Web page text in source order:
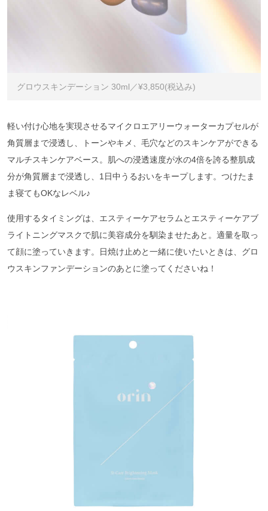
グロウスキンデーション 30ml／¥3,850(税込み)
軽い付け心地を実現させるマイクロエアリーウォーターカプセルが
角質層まで浸透し、トーンやキメ、毛穴などのスキンケアができる
マルチスキンケアベース。肌への浸透速度が水の4倍を誇る整肌成
分が角質層まで浸透し、1日中うるおいをキープします。つけたま
ま寝てもOKなレベル♪
使用するタイミングは、エスティーケアセラムとエスティーケアブ
ライトニングマスクで肌に美容成分を馴染ませたあと。適量を取っ
て顔に塗っていきます。日焼け止めと一緒に使いたいときは、グロ
ウスキンファンデーションのあとに塗ってくださいね！